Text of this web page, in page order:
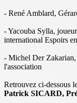
- René Amblard,
- Yacouba Sylla,
international Espoirs
- Michel Der Zakarian,
l'association
Retrouvez ci-dessous
Patrick SICARD,